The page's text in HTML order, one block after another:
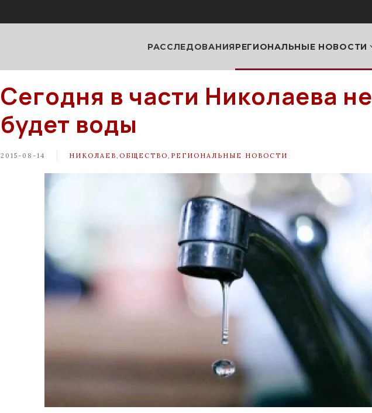
РАССЛЕДОВАНИЯРЕГИОНАЛЬНЫЕ НОВОСТИ
Сегодня в части Николаева не
будет воды
2015-08-14 НИКОЛАЕВ ОБЩЕСТВО РЕГИОНАЛЬНЫЕ НОВОСТИ